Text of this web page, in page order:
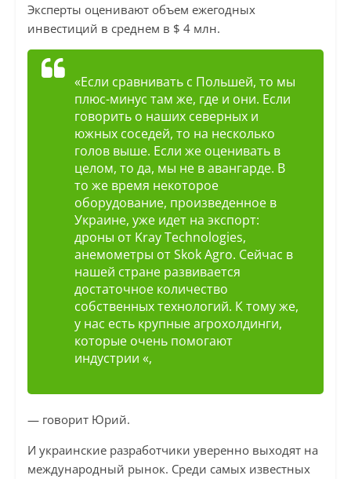
Эксперты оценивают объем ежегодных
инвестиций в среднем в $ 4 млн.
«Если сравнивать с Польшей, то мы
плюс-минус там же, где и они. Если
говорить о наших северных и
южных соседей, то на несколько
голов выше. Если же оценивать в
целом, то да, мы не в авангарде. В
то же время некоторое
оборудование, произведенное в
Украине, уже идет на экспорт:
дроны от Kray Technologies,
анемометры от Skok Agro. Сейчас в
нашей стране развивается
достаточное количество
собственных технологий. К тому же,
у нас есть крупные агрохолдинги,
которые очень помогают
индустрии «,
— говорит Юрий.
И украинские разработчики уверенно выходят на
международный рынок. Среди самых известных